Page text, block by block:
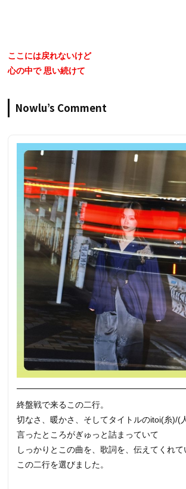
ここには戻れないけど
心の中で 思い続けて
Nowlu’s Comment
終盤戦で来るこの二行。
切なさ、暖かさ、そしてタイトルのitoi(糸)/(
言ったところがぎゅっと詰まっていて
しっかりとこの曲を、歌詞を、伝えてくれ
この二行を選びました。